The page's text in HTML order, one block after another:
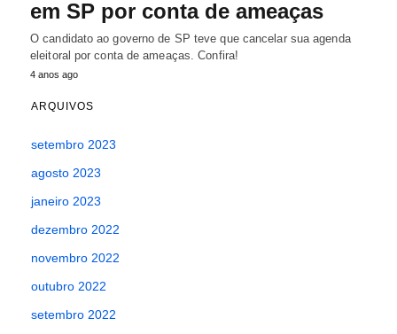
em SP por conta de ameaças
O candidato ao governo de SP teve que cancelar sua agenda
eleitoral por conta de ameaças. Confira!
4 anos ago
ARQUIVOS
setembro 2023
agosto 2023
janeiro 2023
dezembro 2022
novembro 2022
outubro 2022
setembro 2022